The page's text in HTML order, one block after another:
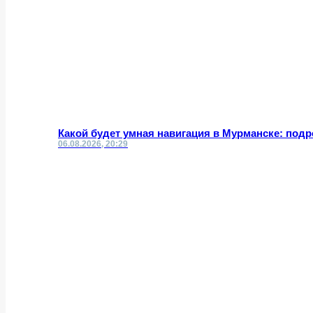
Какой будет умная навигация в Мурманске:
06.08.2026, 20:29